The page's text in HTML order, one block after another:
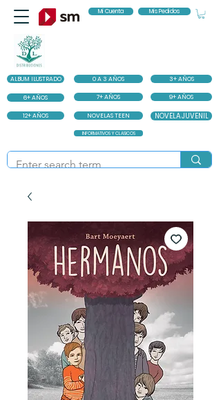
ALBUM ILUSTRADO 0 A 3 AÑOS 3+ AÑOS
6+ AÑOS 7+ AÑOS 9+ AÑOS
12+ AÑOS NOVELAS TEEN NOVELA JUVENIL
INFORMATIVOS Y CLASICOS
Mi Cuenta Mis Pedidos